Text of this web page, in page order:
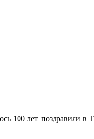
100 лет, поздравили в